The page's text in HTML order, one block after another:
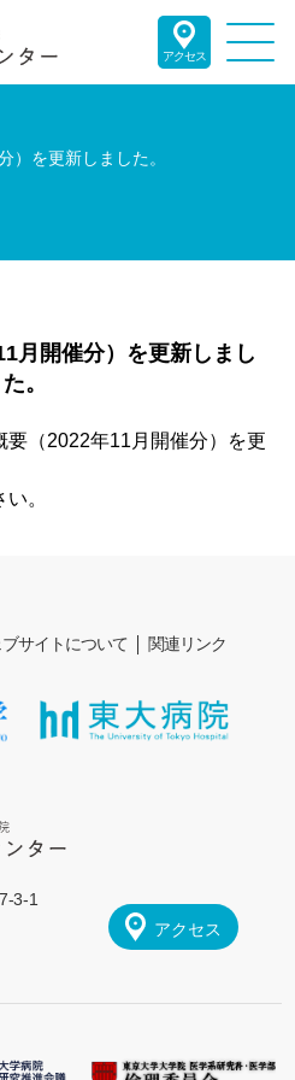
アクセス
）を更新しました。
月開催分）を更新しまし
た。
（2022年11月開催分）を更
。
サイトについて 関連リンク
3-1
アクセス